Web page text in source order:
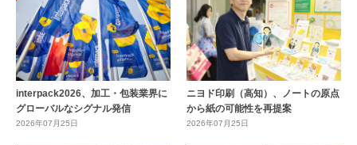
interpack2026、加工・包装業界に
グローバルなシグナル発信
2026年07月25日
ニヨド印刷（高知）、ノートの原点
から紙の可能性を再提案
2026年07月25日